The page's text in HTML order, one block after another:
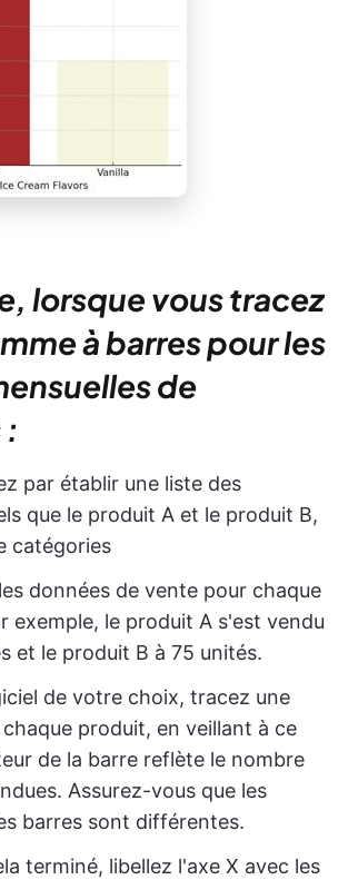
lorsque vous tracez
à barres pour les
de
par établir une liste des
que le produit A et le produit B,
catégories
données de vente pour chaque
exemple, le produit A s'est vendu
et le produit B à 75 unités.
de votre choix, tracez une
produit, en veillant à ce
de la barre reflète le nombre
Assurez-vous que les
barres sont différentes.
terminé, libellez l'axe X avec les